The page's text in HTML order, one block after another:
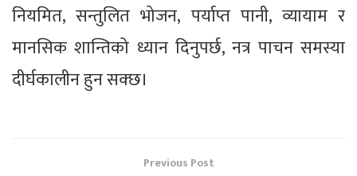
नियमित, सन्तुलित भोजन, पर्याप्त पानी, व्यायाम र
मानसिक शान्तिको ध्यान दिनुपर्छ, नत्र पाचन समस्या
दीर्घकालीन हुन सक्छ।
Previous Post